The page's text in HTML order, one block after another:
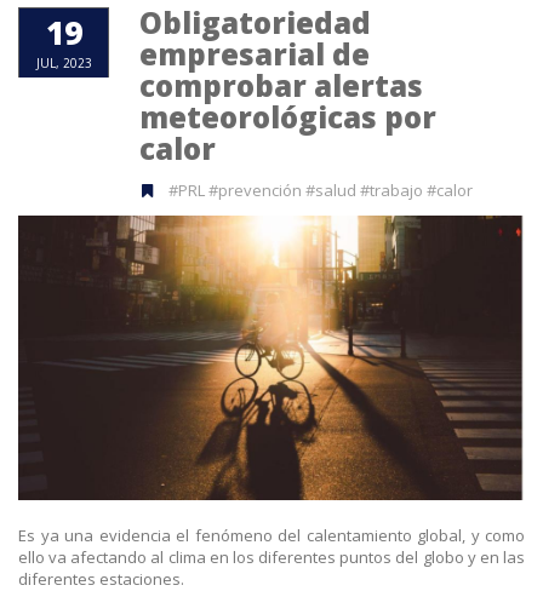
19
JUL, 2023
Obligatoriedad
empresarial de
comprobar alertas
meteorológicas por
calor
#PRL #prevención #salud #trabajo #calor
Es ya una evidencia el fenómeno del calentamiento global, y como
ello va afectando al clima en los diferentes puntos del globo y en las
diferentes estaciones.